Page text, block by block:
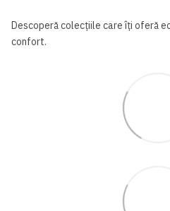
Descoperă colecțiile care îți oferă
confort.